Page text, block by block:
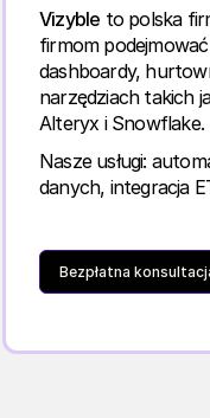
Vizyble to polska
firmom
dashboardy,
narzędziach takich
Alteryx i Snowflake.
Nasze usługi:
danych, integracja
Bezpłatna